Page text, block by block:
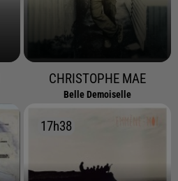
CHRISTOPHE MAE
Belle Demoiselle
17h38
17h38